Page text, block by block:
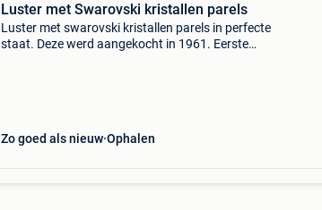
Luster met Swarovski kristallen parels
Luster met swarovski kristallen parels in perfecte
staat. Deze werd aangekocht in 1961. Eerste
Zo goed als nieuw Ophalen